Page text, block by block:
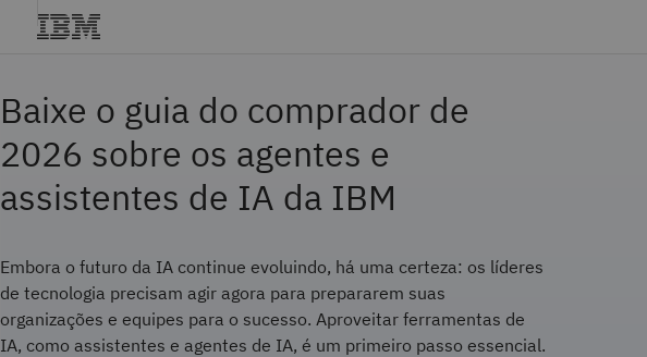
Baixe o guia do comprador de
2026 sobre os agentes e
assistentes de IA da IBM
Embora o futuro da IA continue evoluindo, há uma certeza: os líderes
de tecnologia precisam agir agora para prepararem suas
organizações e equipes para o sucesso. Aproveitar ferramentas de
IA, como assistentes e agentes de IA, é um primeiro passo essencial.